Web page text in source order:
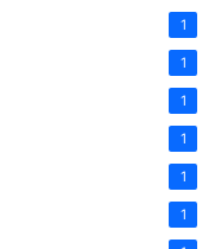
1
1
1
1
1
1